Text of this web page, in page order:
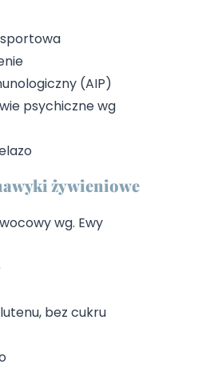
sportowa
(AIP)
psychiczne wg
żywieniowe
wg. Ewy
bez cukru